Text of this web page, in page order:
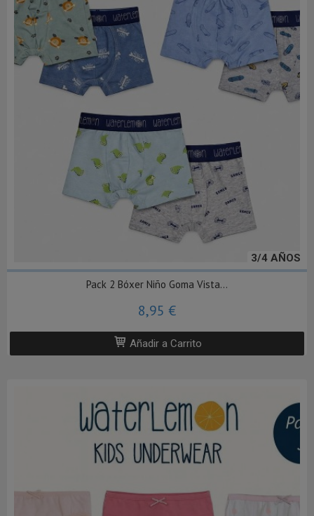
3/4 AÑOS
Pack 2 Bóxer Niño Goma Vista...
8,95 €
Añadir a Carrito